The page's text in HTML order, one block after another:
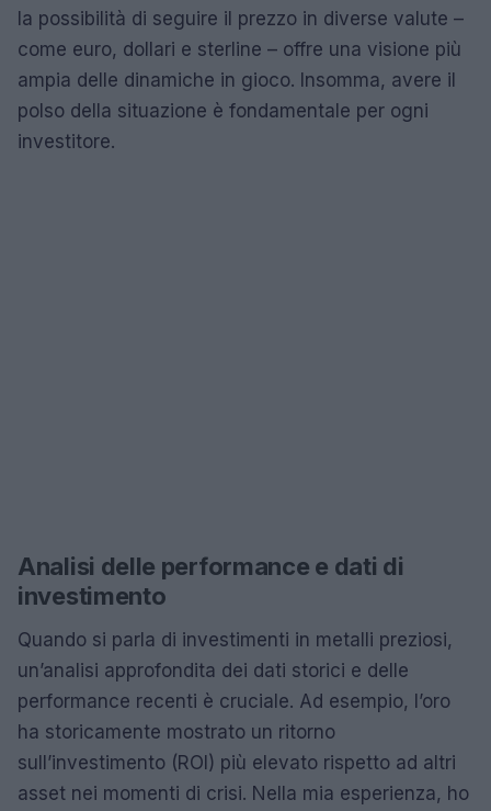
la possibilità di seguire il prezzo in diverse valute –
come euro, dollari e sterline – offre una visione più
ampia delle dinamiche in gioco. Insomma, avere il
polso della situazione è fondamentale per ogni
investitore.
Analisi delle performance e dati di
investimento
Quando si parla di investimenti in metalli preziosi,
un’analisi approfondita dei dati storici e delle
performance recenti è cruciale. Ad esempio, l’oro
ha storicamente mostrato un ritorno
sull’investimento (ROI) più elevato rispetto ad altri
asset nei momenti di crisi. Nella mia esperienza, ho